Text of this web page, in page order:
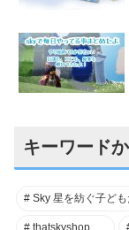
キーワード
Sky 星を紡ぐ子ども
thatskyshop